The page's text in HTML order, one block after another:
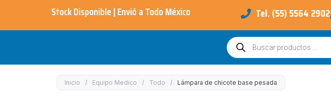
Stock Disponible | Envió a Todo México​ Tel. (55) 5564 2902
Búsqueda
de
productos
Inicio / Equipo Medico / Todo / Lámpara de chicote base pesada